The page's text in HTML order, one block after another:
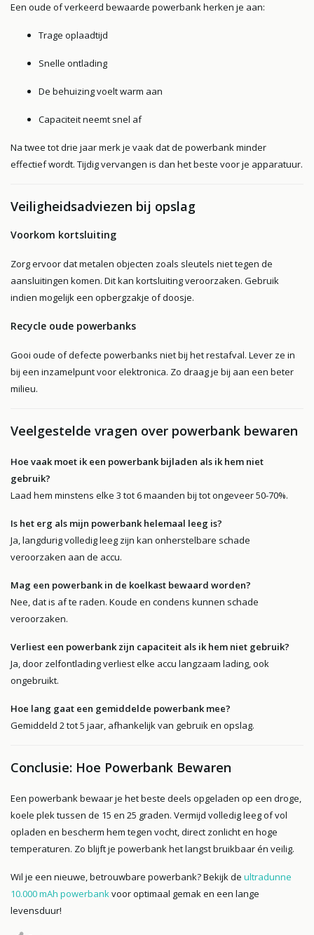
Een oude of verkeerd bewaarde powerbank herken je aan:
Trage oplaadtijd
Snelle ontlading
De behuizing voelt warm aan
Capaciteit neemt snel af
Na twee tot drie jaar merk je vaak dat de powerbank minder
effectief wordt. Tijdig vervangen is dan het beste voor je apparatuur.
Veiligheidsadviezen bij opslag
Voorkom kortsluiting
Zorg ervoor dat metalen objecten zoals sleutels niet tegen de
aansluitingen komen. Dit kan kortsluiting veroorzaken. Gebruik
indien mogelijk een opbergzakje of doosje.
Recycle oude powerbanks
Gooi oude of defecte powerbanks niet bij het restafval. Lever ze in
bij een inzamelpunt voor elektronica. Zo draag je bij aan een beter
milieu.
Veelgestelde vragen over powerbank bewaren
Hoe vaak moet ik een powerbank bijladen als ik hem niet
gebruik?
Laad hem minstens elke 3 tot 6 maanden bij tot ongeveer 50-70%.
Is het erg als mijn powerbank helemaal leeg is?
Ja, langdurig volledig leeg zijn kan onherstelbare schade
veroorzaken aan de accu.
Mag een powerbank in de koelkast bewaard worden?
Nee, dat is af te raden. Koude en condens kunnen schade
veroorzaken.
Verliest een powerbank zijn capaciteit als ik hem niet gebruik?
Ja, door zelfontlading verliest elke accu langzaam lading, ook
ongebruikt.
Hoe lang gaat een gemiddelde powerbank mee?
Gemiddeld 2 tot 5 jaar, afhankelijk van gebruik en opslag.
Conclusie: Hoe Powerbank Bewaren
Een powerbank bewaar je het beste deels opgeladen op een droge,
koele plek tussen de 15 en 25 graden. Vermijd volledig leeg of vol
opladen en bescherm hem tegen vocht, direct zonlicht en hoge
temperaturen. Zo blijft je powerbank het langst bruikbaar én veilig.
Wil je een nieuwe, betrouwbare powerbank? Bekijk de ultradunne
10.000 mAh powerbankvoor optimaal gemak en een lange
levensduur!